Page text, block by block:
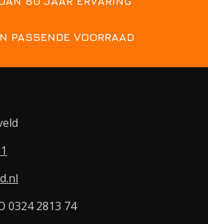
PASSENDE VOORRAAD
0324 2813 74